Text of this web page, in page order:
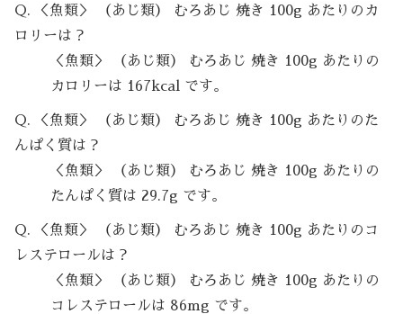
Q. ＜魚類＞ （あじ類） むろあじ 焼き 100g あたりのカ
ロリーは？
＜魚類＞ （あじ類） むろあじ 焼き 100g あたりの
カロリーは 167kcal です。
Q. ＜魚類＞ （あじ類） むろあじ 焼き 100g あたりのた
んぱく質は？
＜魚類＞ （あじ類） むろあじ 焼き 100g あたりの
たんぱく質は 29.7g です。
Q. ＜魚類＞ （あじ類） むろあじ 焼き 100g あたりのコ
レステロールは？
＜魚類＞ （あじ類） むろあじ 焼き 100g あたりの
コレステロールは 86mg です。